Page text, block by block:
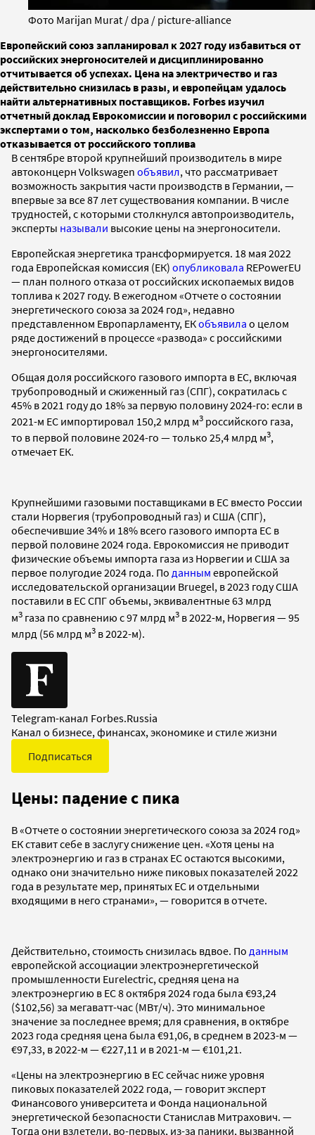
Фото Marijan Murat / dpa / picture-alliance
Европейский союз запланировал к 2027 году избавиться от
российских энергоносителей и дисциплинированно
отчитывается об успехах. Цена на электричество и газ
действительно снизилась в разы, и европейцам удалось
найти альтернативных поставщиков. Forbes изучил
отчетный доклад Еврокомиссии и поговорил с российскими
экспертами о том, насколько безболезненно Европа
отказывается от российского топлива
В сентябре второй крупнейший производитель в мире
автоконцерн Volkswagen объявил, что рассматривает
возможность закрытия части производств в Германии, —
впервые за все 87 лет существования компании. В числе
трудностей, с которыми столкнулся автопроизводитель,
эксперты называли высокие цены на энергоносители.
Европейская энергетика трансформируется. 18 мая 2022
года Европейская комиссия (ЕК) опубликовала REPowerEU
— план полного отказа от российских ископаемых видов
топлива к 2027 году. В ежегодном «Отчете о состоянии
энергетического союза за 2024 год», недавно
представленном Европарламенту, ЕКобъявила о целом
ряде достижений в процессе «развода» с российскими
энергоносителями.
Общая доля российского газового импорта в ЕС, включая
трубопроводный и сжиженный газ (СПГ), сократилась с
45% в 2021 году до 18% за первую половину 2024-го: если в
2021-м ЕС импортировал 150,2 млрд м3 российского газа,
то в первой половине 2024-го — только 25,4 млрд м3,
отмечает ЕК.
Крупнейшими газовыми поставщиками в ЕС вместо России
стали Норвегия (трубопроводный газ) и США (СПГ),
обеспечившие 34% и 18% всего газового импорта ЕС в
первой половине 2024 года. Еврокомиссия не приводит
физические объемы импорта газа из Норвегии и США за
первое полугодие 2024 года. По данным европейской
исследовательской организации Bruegel, в 2023 году США
поставили в ЕС СПГ объемы, эквивалентные 63 млрд
м3 газа по сравнению с 97 млрд м3 в 2022-м, Норвегия — 95
млрд (56 млрд м3 в 2022-м).
Telegram-канал Forbes.Russia
Канал о бизнесе, финансах, экономике и стиле жизни
Подписаться
Цены: падение с пика
В «Отчете о состоянии энергетического союза за 2024 год»
ЕК ставит себе в заслугу снижение цен. «Хотя цены на
электроэнергию и газ в странах ЕС остаются высокими,
однако они значительно ниже пиковых показателей 2022
года в результате мер, принятых ЕС и отдельными
входящими в него странами», — говорится в отчете.
Действительно, стоимость снизилась вдвое. По данным
европейской ассоциации электроэнергетической
промышленности Eurelectric, средняя цена на
электроэнергию в ЕС 8 октября 2024 года была €93,24
($102,56) за мегаватт-час (МВт/ч). Это минимальное
значение за последнее время; для сравнения, в октябре
2023 года средняя цена была €91,06, в среднем в 2023-м —
€97,33, в 2022-м — €227,11 и в 2021-м — €101,21.
«Цены на электроэнергию в ЕС сейчас ниже уровня
пиковых показателей 2022 года, — говорит эксперт
Финансового университета и Фонда национальной
энергетической безопасности Станислав Митрахович. —
Тогда они взлетели, во-первых, из-за паники, вызванной